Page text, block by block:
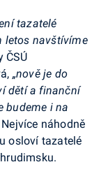
tazatelé
letos navštívíme
ČSÚ
„nově je do
dětí a finanční
budeme i na
náhodně
osloví tazatelé